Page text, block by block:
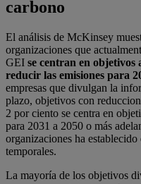
carbono
El análisis de McKinsey
organizaciones que
GEI se centran en objetivos
reducir las emisiones para
empresas que divulgan la
plazo, objetivos con
2 por ciento se centra en
para 2031 a 2050 o más
organizaciones ha
temporales.
La mayoría de los objetivos